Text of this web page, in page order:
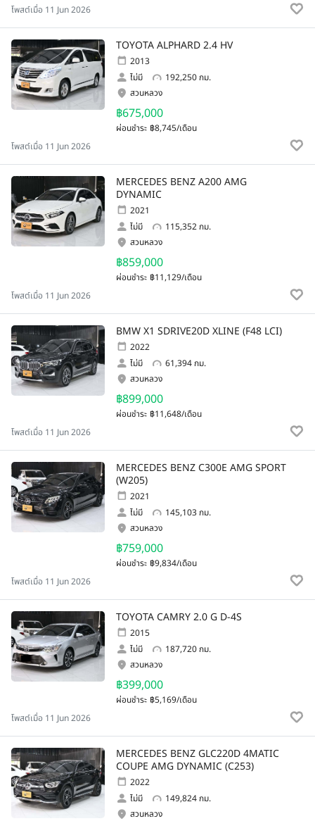
โพสต์เมื่อ 11 Jun 2026
TOYOTA ALPHARD 2.4 HV
2013
ไม่มี
192,250 กม.
฿675,000
ผ่อนชำระ ฿8,745/เดือน
สวนหลวง
โพสต์เมื่อ 11 Jun 2026
MERCEDES BENZ A200 AMG
DYNAMIC
2021
ไม่มี
115,352 กม.
฿859,000
ผ่อนชำระ ฿11,129/เดือน
สวนหลวง
โพสต์เมื่อ 11 Jun 2026
BMW X1 SDRIVE20D XLINE (F48 LCI)
2022
ไม่มี
61,394 กม.
฿899,000
ผ่อนชำระ ฿11,648/เดือน
สวนหลวง
โพสต์เมื่อ 11 Jun 2026
MERCEDES BENZ C300E AMG SPORT
(W205)
2021
ไม่มี
145,103 กม.
฿759,000
ผ่อนชำระ ฿9,834/เดือน
สวนหลวง
โพสต์เมื่อ 11 Jun 2026
TOYOTA CAMRY 2.0 G D-4S
2015
ไม่มี
187,720 กม.
฿399,000
ผ่อนชำระ ฿5,169/เดือน
สวนหลวง
โพสต์เมื่อ 11 Jun 2026
MERCEDES BENZ GLC220D 4MATIC
COUPE AMG DYNAMIC (C253)
2022
ไม่มี
149,824 กม.
สวนหลวง